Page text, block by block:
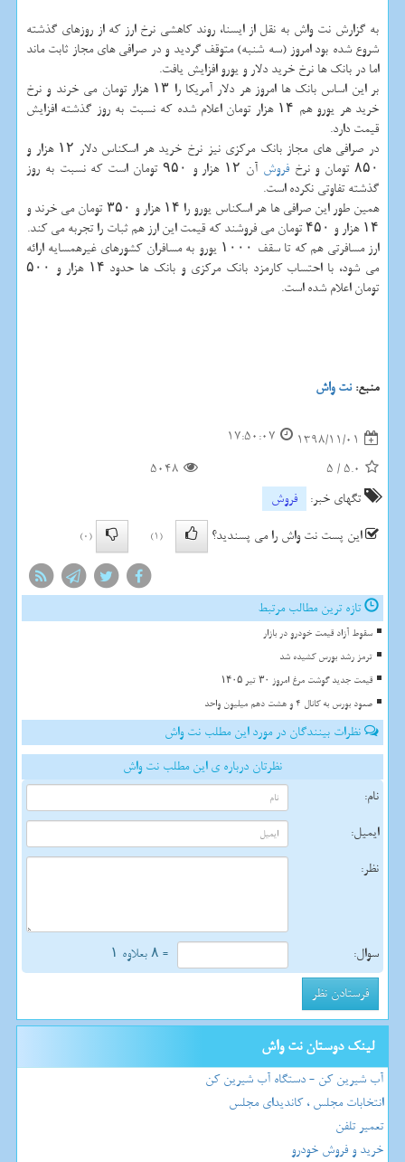
به گزارش نت واش به نقل از ایسنا، روند كاهشی نرخ ارز كه از روزهای گذشته
شروع شده بود امروز (سه شنبه) متوقف گردید و در صرافی های مجاز ثابت ماند
اما در بانك ها نرخ خرید دلار و یورو افزایش یافت.
بر این اساس بانك ها امروز هر دلار آمریكا را ۱۳ هزار تومان می خرند و نرخ
خرید هر یورو هم ۱۴ هزار تومان اعلام شده كه نسبت به روز گذشته افزایش
قیمت دارد.
در صرافی های مجاز بانك مركزی نیز نرخ خرید هر اسكناس دلار ۱۲ هزار و
۸۵۰ تومان و نرخ
فروش
آن ۱۲ هزار و ۹۵۰ تومان است كه نسبت به روز
گذشته تفاوتی نكرده است.
همین طور این صرافی ها هر اسكناس یورو را ۱۴ هزار و ۳۵۰ تومان می خرند و
۱۴ هزار و ۴۵۰ تومان می فروشند كه قیمت این ارز هم ثبات را تجربه می كند.
ارز مسافرتی هم كه تا سقف ۱۰۰۰ یورو به مسافران كشورهای غیرهمسایه ارائه
می شود، با احتساب كارمزد بانك مركزی و بانك ها حدود ۱۴ هزار و ۵۰۰
تومان اعلام شده است.
منبع:نت واش
1398/11/01
17:50:07
5.0
/
5
5048
تگهای خبر:
فروش
این پست نت واش را می پسندید؟
(1)
(0)
تازه ترین مطالب مرتبط
سقوط آزاد قیمت خودرو در بازار
ترمز رشد بورس کشیده شد
قیمت جدید گوشت مرغ امروز ۳۰ تیر ۱۴۰۵
صعود بورس به کانال 4 و هشت دهم میلیون واحد
نظرات بینندگان در مورد این مطلب نت واش
نظرتان درباره ی این مطلب نت واش
نام:
ایمیل:
نظر:
سوال: = ۸ بعلاوه ۱
لینک دوستان نت واش
آب شیرین کن - دستگاه آب شیرین کن
انتخابات مجلس ، کاندیدای مجلس
تعمیر تلفن
خرید و فروش خودرو